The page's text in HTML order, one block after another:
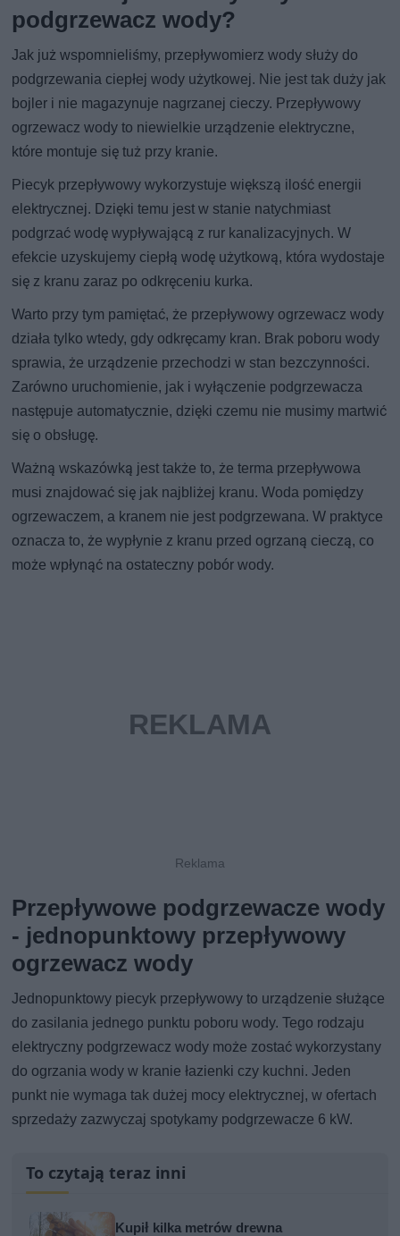
podgrzewacz wody?
Jak już wspomnieliśmy, przepływomierz wody służy do
podgrzewania ciepłej wody użytkowej. Nie jest tak duży jak
bojler i nie magazynuje nagrzanej cieczy. Przepływowy
ogrzewacz wody to niewielkie urządzenie elektryczne,
które montuje się tuż przy kranie.
Piecyk przepływowy wykorzystuje większą ilość energii
elektrycznej. Dzięki temu jest w stanie natychmiast
podgrzać wodę wypływającą z rur kanalizacyjnych. W
efekcie uzyskujemy ciepłą wodę użytkową, która wydostaje
się z kranu zaraz po odkręceniu kurka.
Warto przy tym pamiętać, że przepływowy ogrzewacz wody
działa tylko wtedy, gdy odkręcamy kran. Brak poboru wody
sprawia, że urządzenie przechodzi w stan bezczynności.
Zarówno uruchomienie, jak i wyłączenie podgrzewacza
następuje automatycznie, dzięki czemu nie musimy martwić
się o obsługę.
Ważną wskazówką jest także to, że terma przepływowa
musi znajdować się jak najbliżej kranu. Woda pomiędzy
ogrzewaczem, a kranem nie jest podgrzewana. W praktyce
oznacza to, że wypłynie z kranu przed ogrzaną cieczą, co
może wpłynąć na ostateczny pobór wody.
Przepływowe podgrzewacze wody
- jednopunktowy przepływowy
ogrzewacz wody
Jednopunktowy piecyk przepływowy to urządzenie służące
do zasilania jednego punktu poboru wody. Tego rodzaju
elektryczny podgrzewacz wody może zostać wykorzystany
do ogrzania wody w kranie łazienki czy kuchni. Jeden
punkt nie wymaga tak dużej mocy elektrycznej, w ofertach
sprzedaży zazwyczaj spotykamy podgrzewacze 6 kW.
To czytają teraz inni
Kupił kilka metrów drewna